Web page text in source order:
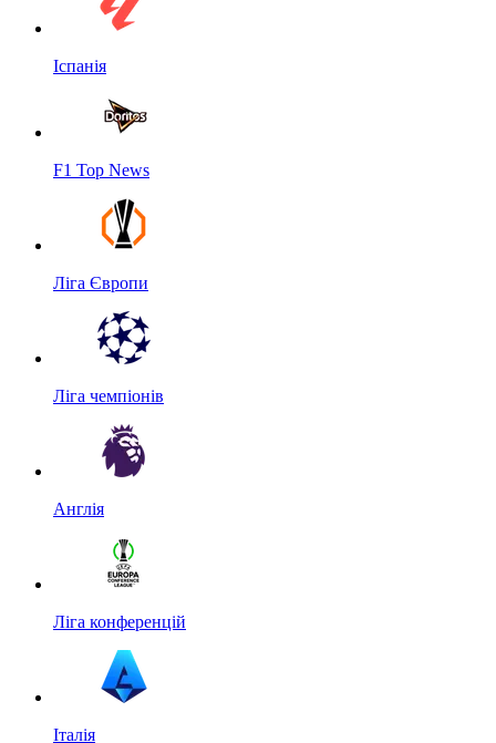
Іспанія
F1 Top News
Ліга Європи
Ліга чемпіонів
Англія
Ліга конференцій
Італія